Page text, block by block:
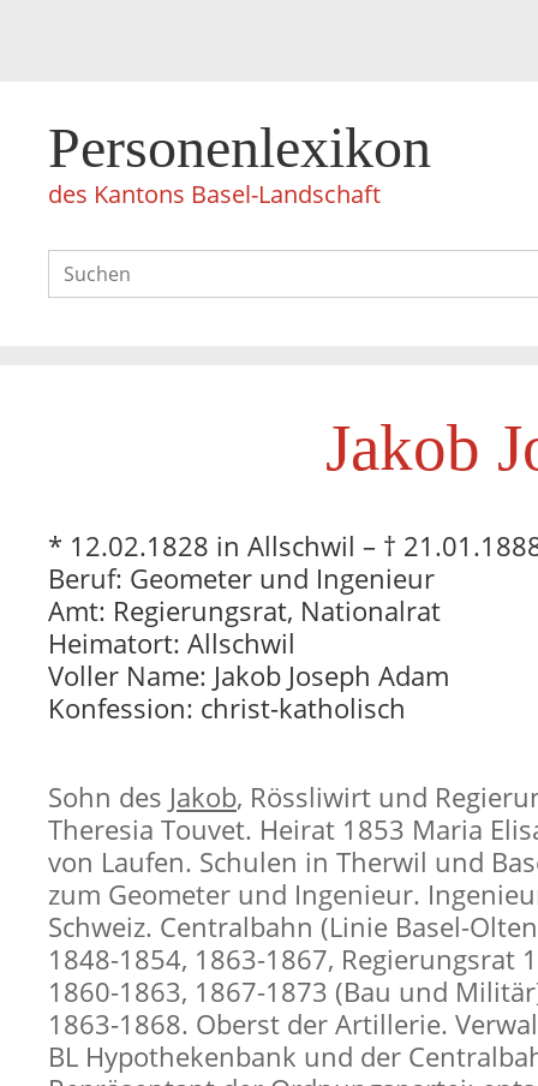
Personenlexikon
des Kantons Basel-Landschaft
Jakob
* 12.02.1828 in Allschwil – †
Beruf: Geometer und Ingenieur
Amt: Regierungsrat, Nationalrat
Heimatort: Allschwil
Voller Name: Jakob Joseph Adam
Konfession: christ-katholisch
Sohn des Jakob, Rössliwirt und
Theresia Touvet. Heirat 1853 Maria
von Laufen. Schulen in Therwil und
zum Geometer und Ingenieur.
Schweiz. Centralbahn (Linie Basel-
1848-1854, 1863-1867, Regierungsrat
1860-1863, 1867-1873 (Bau und
1863-1868. Oberst der Artillerie.
BL Hypothekenbank und der